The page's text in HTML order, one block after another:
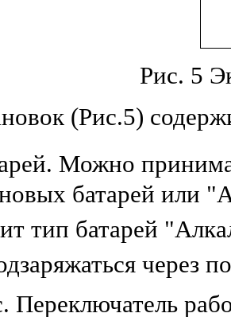
Рис. 5
(Рис.5)
Можно
батарей или
тип батарей
через
Переключатель